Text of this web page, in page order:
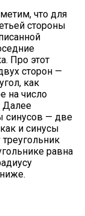
что для
стороны
Про этот
сторон —
как
на число
Далее
синусов — две
и синусы
равна